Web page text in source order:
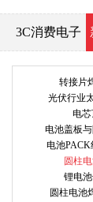
3C消费电子
转接片
光伏行业
电
电池盖板
电池
圆柱
锂电
圆柱电池